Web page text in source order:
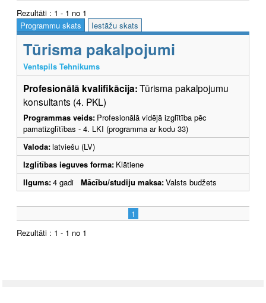
Rezultāti : 1 - 1 no 1
Programmu skats
Iestāžu skats
Tūrisma pakalpojumi
Ventspils Tehnikums
Profesionālā kvalifikācija:Tūrisma pakalpojumu
konsultants (4. PKL)
Programmas veids: Profesionālā vidējā izglītība pēc
pamatizglītības - 4. LKI (programma ar kodu 33)
Valoda:latviešu (LV)
Izglītības ieguves forma: Klātiene
Ilgums:4 gadi Mācību/studiju maksa:Valsts budžets
1
Rezultāti : 1 - 1 no 1